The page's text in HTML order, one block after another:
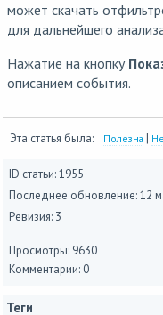
может скачать
для дальнейшего
Нажатие на кнопку
описанием события.
Эта статья была: Полезна |
ID статьи: 1955
Последнее обновление:12
Ревизия: 3
Просмотры: 9630
Комментарии: 0
Теги